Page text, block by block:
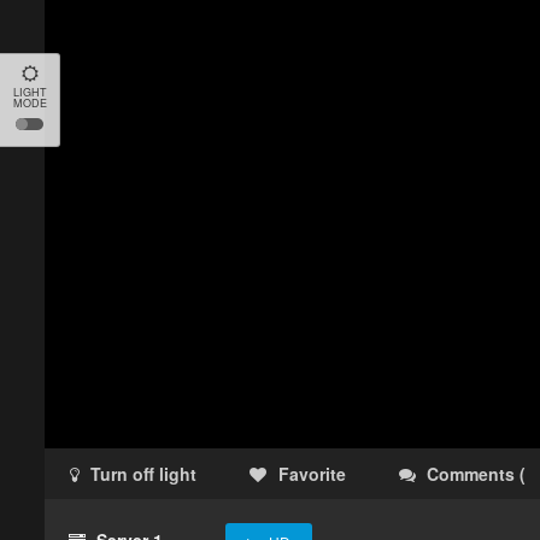
LIGHT
MODE
Turn off light Favorite Comments (